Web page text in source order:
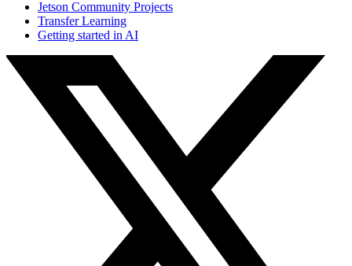
Jetson Community Projects
Transfer Learning
Getting started in AI